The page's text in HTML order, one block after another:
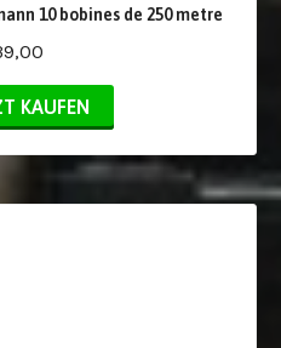
10 bobines de 250 metre
KAUFEN